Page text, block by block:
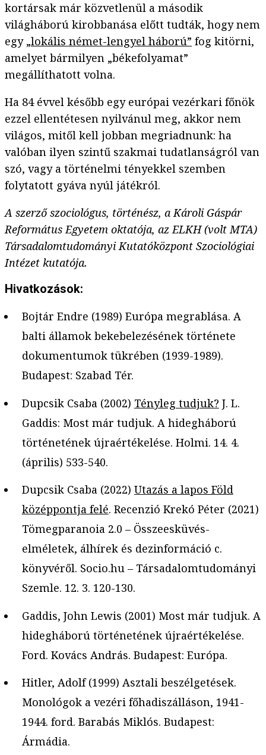
kortársak már közvetlenül a második
világháború kirobbanása előtt tudták, hogy nem
egy „lokális német-lengyel háború” fog kitörni,
amelyet bármilyen „békefolyamat”
megállíthatott volna.
Ha 84 évvel később egy európai vezérkari főnök
ezzel ellentétesen nyilvánul meg, akkor nem
világos, mitől kell jobban megriadnunk: ha
valóban ilyen szintű szakmai tudatlanságról van
szó, vagy a történelmi tényekkel szemben
folytatott gyáva nyúl játékról.
A szerző szociológus, történész, a Károli Gáspár
Református Egyetem oktatója, az ELKH (volt MTA)
Társadalomtudományi Kutatóközpont Szociológiai
Intézet kutatója.
Hivatkozások:
Bojtár Endre (1989) Európa megrablása. A
balti államok bekebelezésének története
dokumentumok tükrében (1939-1989).
Budapest: Szabad Tér.
Dupcsik Csaba (2002) Tényleg tudjuk? J. L.
Gaddis: Most már tudjuk. A hidegháború
történetének újraértékelése. Holmi. 14. 4.
(április) 533-540.
Dupcsik Csaba (2022) Utazás a lapos Föld
középpontja felé. Recenzió Krekó Péter (2021)
Tömegparanoia 2.0 – Összeesküvés-
elméletek, álhírek és dezinformáció c.
könyvéről. Socio.hu – Társadalomtudományi
Szemle. 12. 3. 120-130.
Gaddis, John Lewis (2001) Most már tudjuk. A
hidegháború történetének újraértékelése.
Ford. Kovács András. Budapest: Európa.
Hitler, Adolf (1999) Asztali beszélgetések.
Monológok a vezéri főhadiszálláson, 1941-
1944. ford. Barabás Miklós. Budapest:
Ármádia.